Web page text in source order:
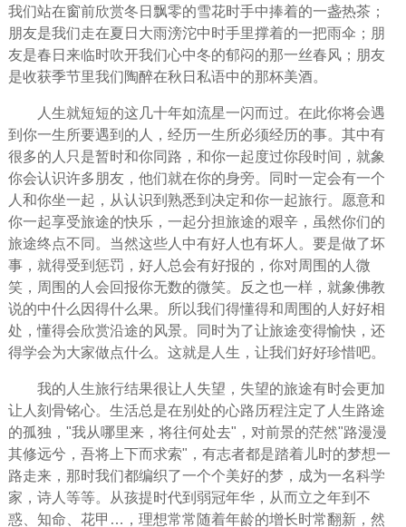
我们站在窗前欣赏冬日飘零的雪花时手中捧着的一盏热茶；
朋友是我们走在夏日大雨滂沱中时手里撑着的一把雨伞；朋
友是春日来临时吹开我们心中冬的郁闷的那一丝春风；朋友
是收获季节里我们陶醉在秋日私语中的那杯美酒。
人生就短短的这几十年如流星一闪而过。在此你将会遇
到你一生所要遇到的人， 经历一生所必须经历的事。其中有
很多的人只是暂时和你同路，和你一起度过你段时间，就象
你会认识许多朋友，他们就在你的身旁。同时一定会有一个
人和你坐一起，从认识到熟悉到决定和你一起旅行。愿意和
你一起享受旅途的快乐，一起分担旅途的艰辛，虽然你们的
旅途终点不同。当然这些人中有好人也有坏人。要是做了坏
事，就得受到惩罚，好人总会有好报的，你对周围的人 微
笑，周围的人会回报你无数的微笑。反之也一样，就象佛教
说的中什么因得什么果。所以我们得懂得和周围的人好好相
处，懂得会欣赏沿途的风景。同时为了让旅途变得愉快，还
得学会为大家做点什么。这就是人生，让我们好好珍惜吧。
我的人生旅行结果很让人失望，失望的旅途有时会更加
让人刻骨铭心。生活总是在别处的心路历程注定了人生路途
的孤独 ，"我从哪里来，将往何处去"，对前景的茫然"路漫漫
其修远兮，吾将上下而求索"，有志者都是踏着儿时的梦想一
路走来，那时我们都编织了一个个美好的梦，成为一名科学
家，诗人等等。从孩提时代到弱冠年华，从而立之年到不
惑、知命、花甲…， 理想常常随着年龄的增长时常翻新，然